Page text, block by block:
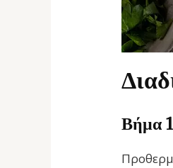
Βήμα 1